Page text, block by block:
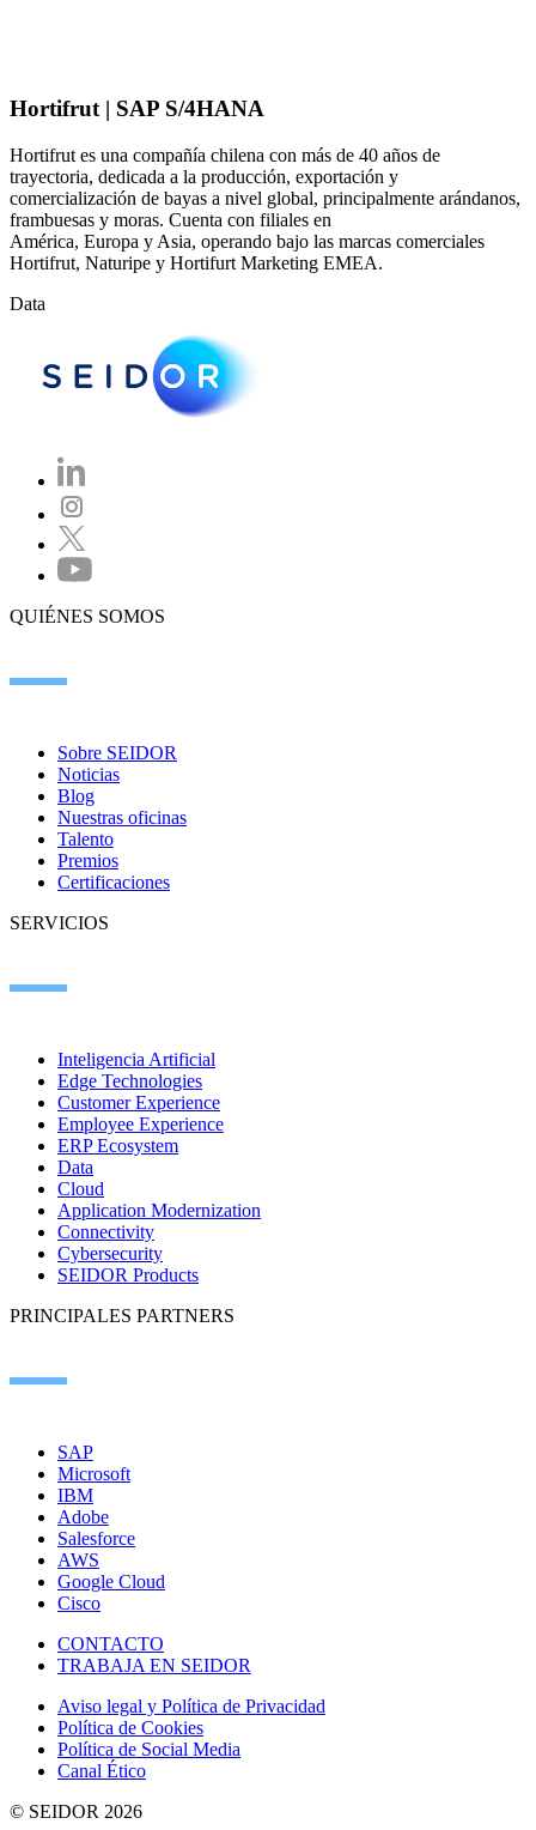
Hortifrut | SAP S/4HANA
Hortifrut es una compañía chilena con más de 40 años de
trayectoria, dedicada a la producción, exportación y
comercialización de bayas a nivel global, principalmente arándanos,
frambuesas y moras. Cuenta con filiales en
América, Europa y Asia, operando bajo las marcas comerciales
Hortifrut, Naturipe y Hortifurt Marketing EMEA.
Data
QUIÉNES SOMOS
Sobre SEIDOR
Noticias
Blog
Nuestras oficinas
Talento
Premios
Certificaciones
SERVICIOS
Inteligencia Artificial
Edge Technologies
Customer Experience
Employee Experience
ERP Ecosystem
Data
Cloud
Application Modernization
Connectivity
Cybersecurity
SEIDOR Products
PRINCIPALES PARTNERS
SAP
Microsoft
IBM
Adobe
Salesforce
AWS
Google Cloud
Cisco
CONTACTO
TRABAJA EN SEIDOR
Aviso legal y Política de Privacidad
Política de Cookies
Política de Social Media
Canal Ético
© SEIDOR 2026